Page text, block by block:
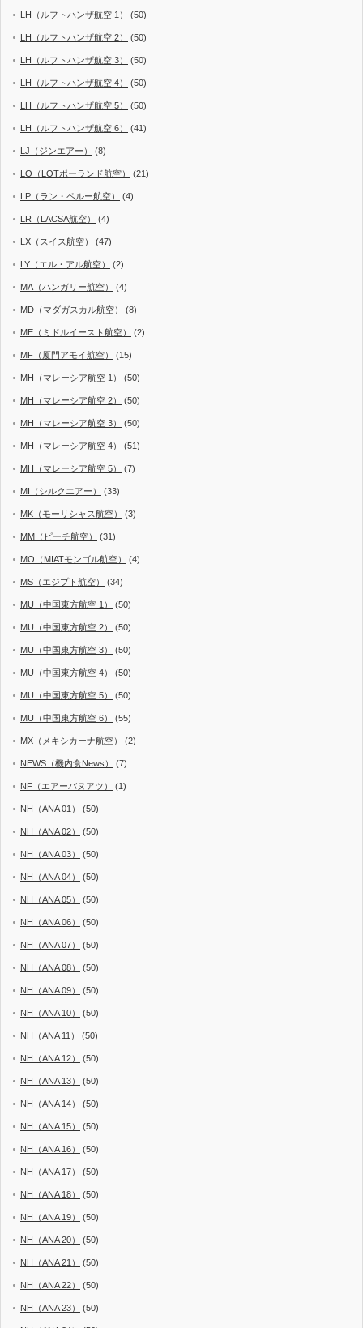
LH（ルフトハンザ航空 1） (50)
LH（ルフトハンザ航空 2） (50)
LH（ルフトハンザ航空 3） (50)
LH（ルフトハンザ航空 4） (50)
LH（ルフトハンザ航空 5） (50)
LH（ルフトハンザ航空 6） (41)
LJ（ジンエアー） (8)
LO（LOTポーランド航空） (21)
LP（ラン・ペルー航空） (4)
LR（LACSA航空） (4)
LX（スイス航空） (47)
LY（エル・アル航空） (2)
MA（ハンガリー航空） (4)
MD（マダガスカル航空） (8)
ME（ミドルイースト航空） (2)
MF（厦門アモイ航空） (15)
MH（マレーシア航空 1） (50)
MH（マレーシア航空 2） (50)
MH（マレーシア航空 3） (50)
MH（マレーシア航空 4） (51)
MH（マレーシア航空 5） (7)
MI（シルクエアー） (33)
MK（モーリシャス航空） (3)
MM（ピーチ航空） (31)
MO（MIATモンゴル航空） (4)
MS（エジプト航空） (34)
MU（中国東方航空 1） (50)
MU（中国東方航空 2） (50)
MU（中国東方航空 3） (50)
MU（中国東方航空 4） (50)
MU（中国東方航空 5） (50)
MU（中国東方航空 6） (55)
MX（メキシカーナ航空） (2)
NEWS（機内食News） (7)
NF（エアーバヌアツ） (1)
NH（ANA 01） (50)
NH（ANA 02） (50)
NH（ANA 03） (50)
NH（ANA 04） (50)
NH（ANA 05） (50)
NH（ANA 06） (50)
NH（ANA 07） (50)
NH（ANA 08） (50)
NH（ANA 09） (50)
NH（ANA 10） (50)
NH（ANA 11） (50)
NH（ANA 12） (50)
NH（ANA 13） (50)
NH（ANA 14） (50)
NH（ANA 15） (50)
NH（ANA 16） (50)
NH（ANA 17） (50)
NH（ANA 18） (50)
NH（ANA 19） (50)
NH（ANA 20） (50)
NH（ANA 21） (50)
NH（ANA 22） (50)
NH（ANA 23） (50)